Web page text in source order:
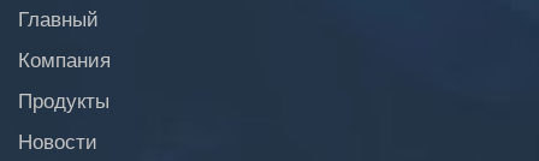
Главный
Компания
Продукты
Новости